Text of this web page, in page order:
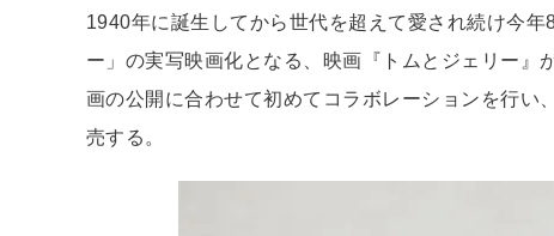
1940年に誕生してから世代を超えて愛され続け今
ー」の実写映画化となる、映画『トムとジェリー
画の公開に合わせて初めてコラボレーションを行い
売する。